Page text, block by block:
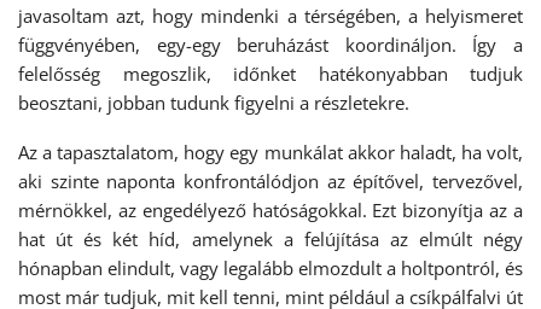
javasoltam azt, hogy mindenki a térségében, a helyismeret
függvényében, egy-egy beruházást koordináljon. Így a
felelősség megoszlik, időnket hatékonyabban tudjuk
beosztani, jobban tudunk figyelni a részletekre.
Az a tapasztalatom, hogy egy munkálat akkor haladt, ha volt,
aki szinte naponta konfrontálódjon az építővel, tervezővel,
mérnökkel, az engedélyező hatóságokkal. Ezt bizonyítja az a
hat út és két híd, amelynek a felújítása az elmúlt négy
hónapban elindult, vagy legalább elmozdult a holtpontról, és
most már tudjuk, mit kell tenni, mint például a csíkpálfalvi út